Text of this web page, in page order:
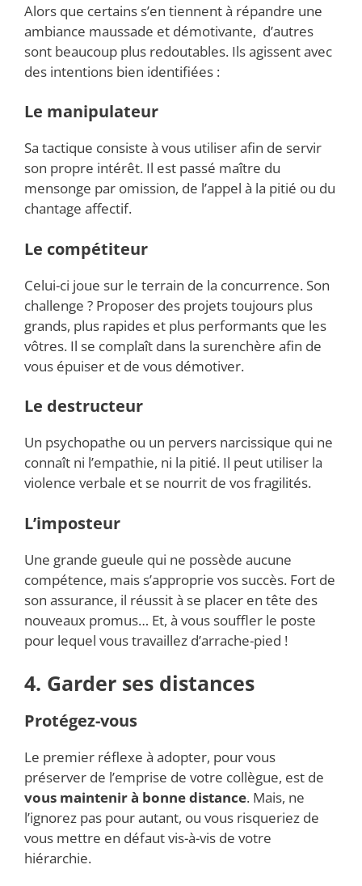
Alors que certains s’en tiennent à répandre une
ambiance maussade et démotivante, d’autres
sont beaucoup plus redoutables. Ils agissent avec
des intentions bien identifiées :
Le manipulateur
Sa tactique consiste à vous utiliser afin de servir
son propre intérêt. Il est passé maître du
mensonge par omission, de l’appel à la pitié ou du
chantage affectif.
Le compétiteur
Celui-ci joue sur le terrain de la concurrence. Son
challenge ? Proposer des projets toujours plus
grands, plus rapides et plus performants que les
vôtres. Il se complaît dans la surenchère afin de
vous épuiser et de vous démotiver.
Le destructeur
Un psychopathe ou un pervers narcissique qui ne
connaît ni l’empathie, ni la pitié. Il peut utiliser la
violence verbale et se nourrit de vos fragilités.
L’imposteur
Une grande gueule qui ne possède aucune
compétence, mais s’approprie vos succès. Fort de
son assurance, il réussit à se placer en tête des
nouveaux promus… Et, à vous souffler le poste
pour lequel vous travaillez d’arrache-pied !
4. Garder ses distances
Protégez-vous
Le premier réflexe à adopter, pour vous
préserver de l’emprise de votre collègue, est de
vous maintenir à bonne distance. Mais, ne
l’ignorez pas pour autant, ou vous risqueriez de
vous mettre en défaut vis-à-vis de votre
hiérarchie.